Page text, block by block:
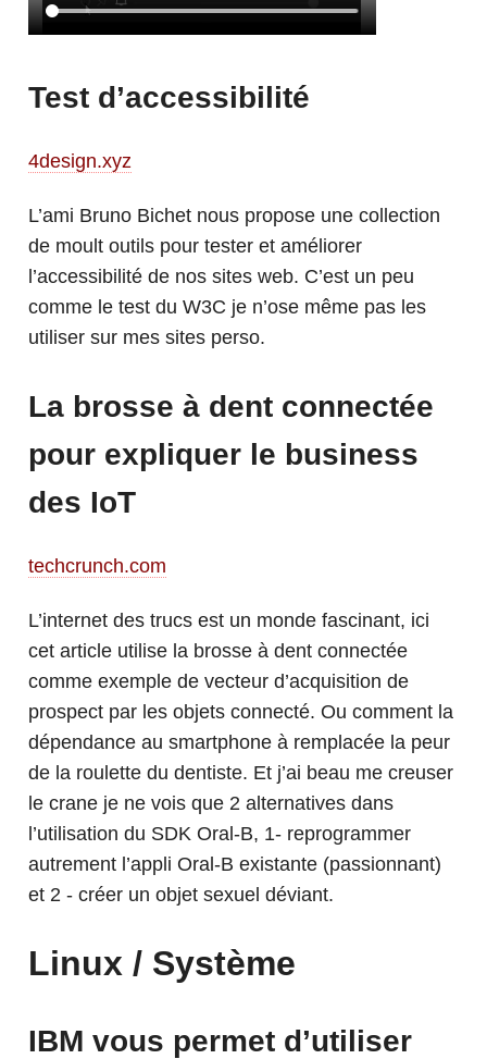
Test d’accessibilité
4design.xyz
L’ami Bruno Bichet nous propose une collection
de moult outils pour tester et améliorer
l’accessibilité de nos sites web. C’est un peu
comme le test du W3C je n’ose même pas les
utiliser sur mes sites perso.
La brosse à dent connectée
pour expliquer le business
des IoT
techcrunch.com
L’internet des trucs est un monde fascinant, ici
cet article utilise la brosse à dent connectée
comme exemple de vecteur d’acquisition de
prospect par les objets connecté. Ou comment la
dépendance au smartphone à remplacée la peur
de la roulette du dentiste. Et j’ai beau me creuser
le crane je ne vois que 2 alternatives dans
l’utilisation du SDK Oral-B, 1- reprogrammer
autrement l’appli Oral-B existante (passionnant)
et 2 - créer un objet sexuel déviant.
Linux / Système
IBM vous permet d’utiliser